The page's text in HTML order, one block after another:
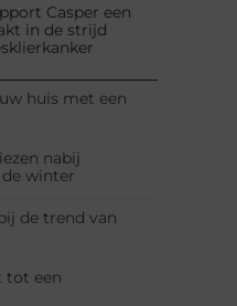
Casper een
in de strijd
huis met een
nabij
winter
de trend van
tot een